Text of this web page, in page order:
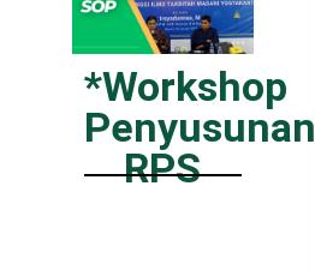
*Workshop
Penyusunan
RPS